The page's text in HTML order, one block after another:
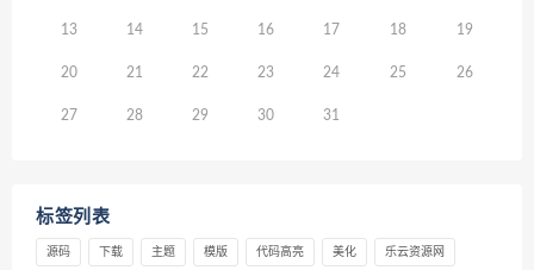
13 14 15 16 17 18 19
20 21 22 23 24 25 26
27 28 29 30 31
标签列表
源码 下载 主题 模版 代码高亮 美化 乐云资源网